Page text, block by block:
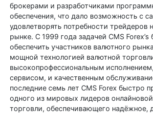
брокерами и разработчиками
обеспечения, что дало возможность с
удовлетворять потребности трейдеров
рынке. С 1999 года задачей CMS Forex’s
обеспечить участников валютного
мощной технологией валютной
высокопрофессиональным
сервисом, и качественным
последние семь лет CMS Forex быстро
одного из мировых лидеров
торговли, обеспечивающего надёжное,